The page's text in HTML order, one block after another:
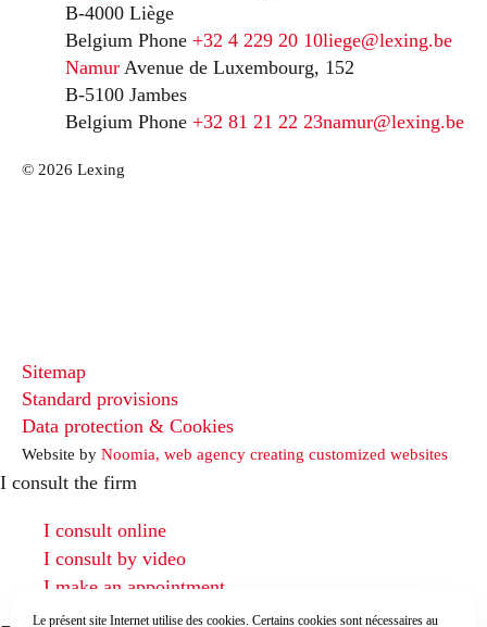
B-4000 Liège
Belgium Phone +32 4 229 20 10liege@lexing.be
Namur Avenue de Luxembourg, 152
B-5100 Jambes
Belgium Phone +32 81 21 22 23namur@lexing.be
© 2026 Lexing
Sitemap
Standard provisions
Data protection & Cookies
Website by Noomia, web agency creating customized websites
I consult the firm
I consult online
I consult by video
I make an appointment
Le présent site Internet utilise des cookies. Certains cookies sont nécessaires au